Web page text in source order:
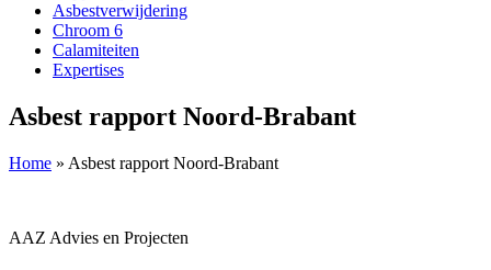
Asbestverwijdering
Chroom 6
Calamiteiten
Expertises
Asbest rapport Noord-Brabant
Home » Asbest rapport Noord-Brabant
AAZ Advies en Projecten